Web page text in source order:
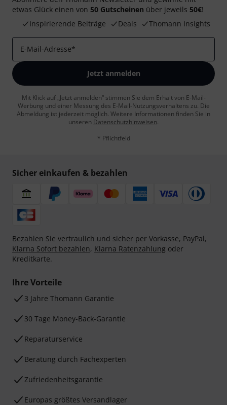
etwas Glück einen von 50 Gutscheinen über jeweils 50€!
Inspirierende Beiträge
Deals Thomann Insights
E-Mail-Adresse*
Jetzt anmelden
Mit Klick auf „Jetzt anmelden“ stimmen Sie dem Erhalt von E-Mail-
Werbung und einer Messung des E-Mail-Nutzungsverhaltens zu. Die
Abmeldung ist jederzeit möglich. Weitere Informationen finden Sie in
unseren Datenschutzhinweisen.
* Pflichtfeld
Sicher einkaufen & bezahlen
Bezahlen Sie vertraulich und sicher per Vorkasse, PayPal,
Klarna Sofort bezahlen, Klarna Ratenzahlung oder
Kreditkarte.
Ihre Vorteile
3 Jahre Thomann Garantie
30 Tage Money-Back-Garantie
Reparaturservice
Beratung durch Fachexperten
Zufriedenheitsgarantie
Europas größtes Versandlager